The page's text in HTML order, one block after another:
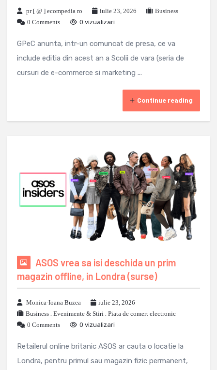
pr [ @ ] ecompedia ro iulie 23, 2026
Business
0 Comments
0 vizualizari
GPeC anunta, intr-un comuncat de presa, ce va
include editia din acest an a Scolii de vara (seria de
cursuri de e-commerce si marketing ...
Continue reading
ASOS vrea sa isi deschida un prim
magazin offline, in Londra (surse)
Monica-Ioana Buzea
iulie 23, 2026
Business , Evenimente & Stiri , Piata de comert electronic
0 Comments
0 vizualizari
Retailerul online britanic ASOS ar cauta o locatie la
Londra, pentru primul sau magazin fizic permanent,